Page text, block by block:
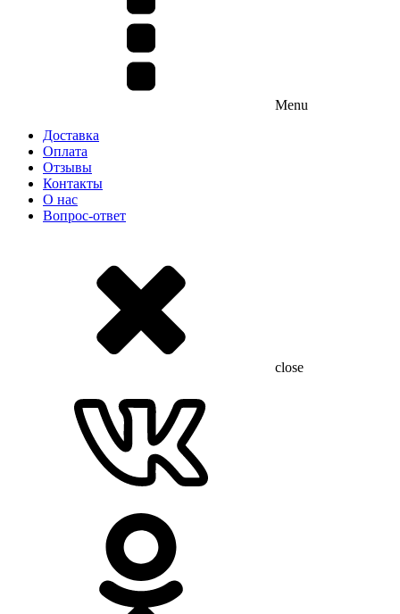
Menu
Доставка
Оплата
Отзывы
Контакты
О нас
Вопрос-ответ
close